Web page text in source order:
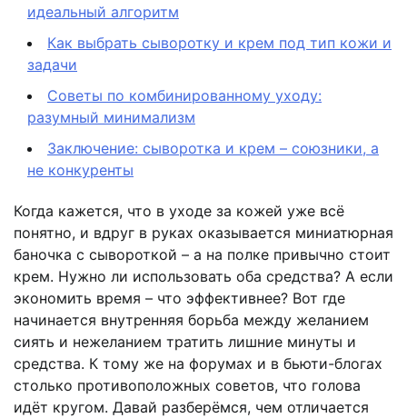
идеальный алгоритм
Как выбрать сыворотку и крем под тип кожи и
задачи
Советы по комбинированному уходу:
разумный минимализм
Заключение: сыворотка и крем – союзники, а
не конкуренты
Когда кажется, что в уходе за кожей уже всё
понятно, и вдруг в руках оказывается миниатюрная
баночка с сывороткой – а на полке привычно стоит
крем. Нужно ли использовать оба средства? А если
экономить время – что эффективнее? Вот где
начинается внутренняя борьба между желанием
сиять и нежеланием тратить лишние минуты и
средства. К тому же на форумах и в бьюти-блогах
столько противоположных советов, что голова
идёт кругом. Давай разберёмся, чем отличается